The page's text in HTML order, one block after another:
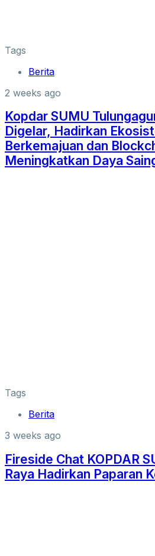
Tags
Berita
2 weeks ago
Kopdar SUMU
Digelar, Hadirkan
Berkemajuan dan
Meningkatkan Daya
Tags
Berita
3 weeks ago
Fireside Chat KOPDAR
Raya Hadirkan Paparan